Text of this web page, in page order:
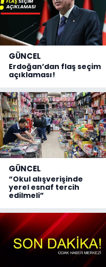
GÜNCEL
Erdoğan’dan flaş seçim
açıklaması!
GÜNCEL
“Okul alışverişinde
yerel esnaf tercih
edilmeli”